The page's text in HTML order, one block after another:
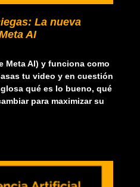
La nueva
AI
Meta AI) y funciona como
tu video y en cuestión
qué es lo bueno, qué
para maximizar su